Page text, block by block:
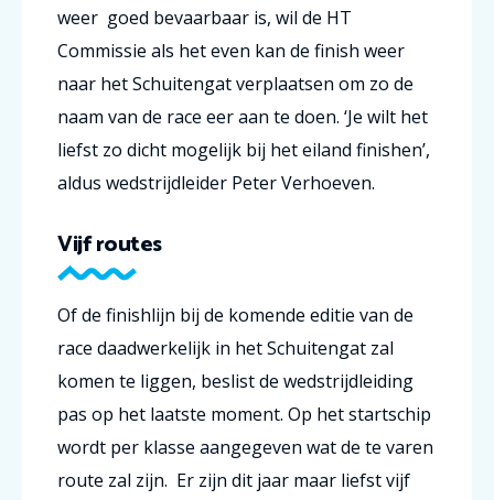
weer goed bevaarbaar is, wil de HT
Commissie als het even kan de finish weer
naar het Schuitengat verplaatsen om zo de
naam van de race eer aan te doen. ‘Je wilt het
liefst zo dicht mogelijk bij het eiland finishen’,
aldus wedstrijdleider Peter Verhoeven.
Vijf routes
Of de finishlijn bij de komende editie van de
race daadwerkelijk in het Schuitengat zal
komen te liggen, beslist de wedstrijdleiding
pas op het laatste moment. Op het startschip
wordt per klasse aangegeven wat de te varen
route zal zijn. Er zijn dit jaar maar liefst vijf